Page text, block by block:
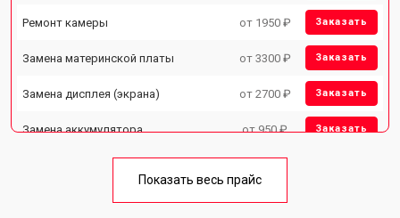
Ремонт камеры от 1950 ₽ Заказать
Замена материнской платы от 3300 ₽ Заказать
Замена дисплея (экрана) от 2700 ₽ Заказать
Замена аккумулятора от 950 ₽ Заказать
Ремонт цепи питания от 3200 ₽
Показать весь прайс